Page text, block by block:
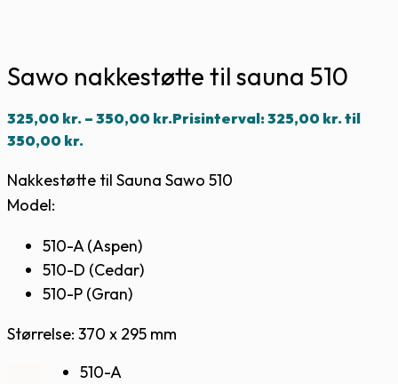
Sawo nakkestøtte til sauna 510
325,00 kr. – 350,00 kr.Prisinterval: 325,00 kr. til
350,00 kr.
Nakkestøtte til Sauna Sawo 510
Model:
510-A (Aspen)
510-D (Cedar)
510-P (Gran)
Størrelse: 370 x 295 mm
510-A